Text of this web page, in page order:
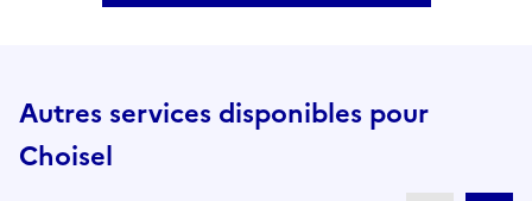
Autres services disponibles pour
Choisel